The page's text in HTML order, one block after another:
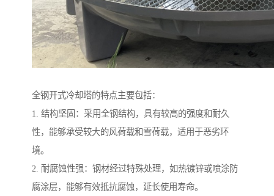
全钢开式冷却塔的特点主要包括：
1. 结构坚固：采用全钢结构，具有较高的强度和耐久
性，能够承受较大的风荷载和雪荷载，适用于恶劣环
境。
2. 耐腐蚀性强：钢材经过特殊处理，如热镀锌或喷涂防
腐涂层，能够有效抵抗腐蚀，延长使用寿命。